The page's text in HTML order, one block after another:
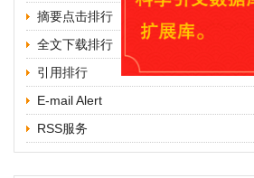
摘要点击排行
全文下载排行
引用排行
E-mail Alert
RSS服务